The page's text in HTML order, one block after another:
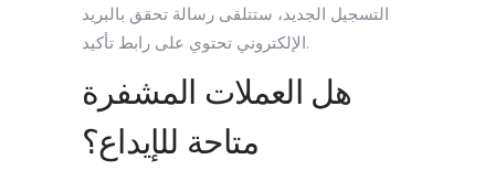
التسجيل الجديد، ستتلقى رسالة تحقق بالبريد
الإلكتروني تحتوي على رابط تأكيد.
هل العملات المشفرة
متاحة للإيداع؟